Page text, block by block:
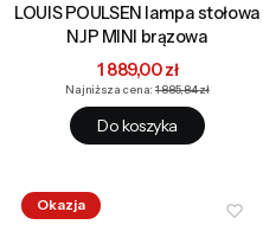
LOUIS POULSEN lampa stołowa
NJP MINI brązowa
Cena promocyjna
1 889,00 zł
Najniższa cena: 1 885,84 zł
Do koszyka
Okazja